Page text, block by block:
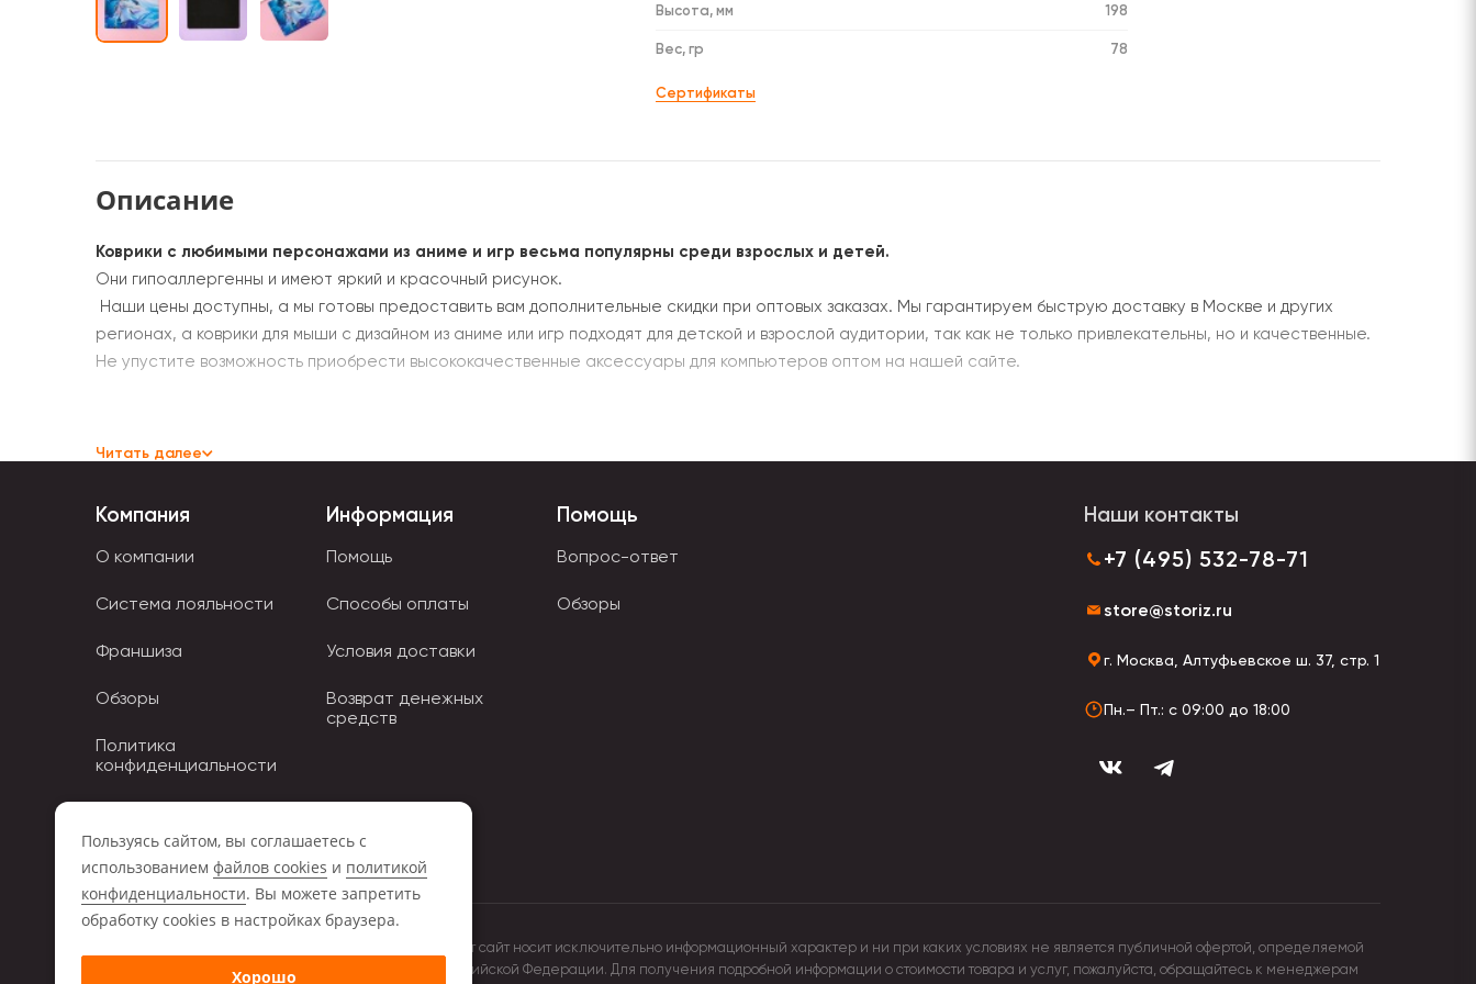
Высота, мм 198
Вес, гр 78
Сертификаты
Описание
Коврики с любимыми персонажами из аниме и игр весьма популярны среди взрослых и детей.
Они гипоаллергенны и имеют яркий и красочный рисунок.
Наши цены доступны, а мы готовы предоставить вам дополнительные скидки при оптовых заказах. Мы гарантируем быструю доставку в Москве и других
регионах, а коврики для мыши с дизайном из аниме или игр подходят для детской и взрослой аудитории, так как не только привлекательны, но и качественные.
Не упустите возможность приобрести высококачественные аксессуары для компьютеров оптом на нашей сайте.
Читать далее
Компания
О компании
Система лояльности
Франшиза
Обзоры
Политика
конфиденциальности
Информация
Помощь
Способы оплаты
Условия доставки
Возврат денежных
средств
Помощь
Вопрос-ответ
Обзоры
Наши контакты
+7 (495) 532-78-71
store@storiz.ru
г. Москва, Алтуфьевское ш. 37, стр. 1
Пн.– Пт.: с 09:00 до 18:00
Обращаем ваше внимание на то, что данный интернет сайт носит исключительно информационный характер и ни при каких условиях не является публичной офертой, определяемой
положениями Статьи 437 (2) Гражданского кодекса Российской Федерации. Для получения подробной информации о стоимости товара и услуг, пожалуйста, обращайтесь к менеджерам
Пользуясь сайтом, вы соглашаетесь с
использованием файлов cookies и политикой
конфиденциальности. Вы можете запретить
обработку сookies в настройках браузера.
Хорошо